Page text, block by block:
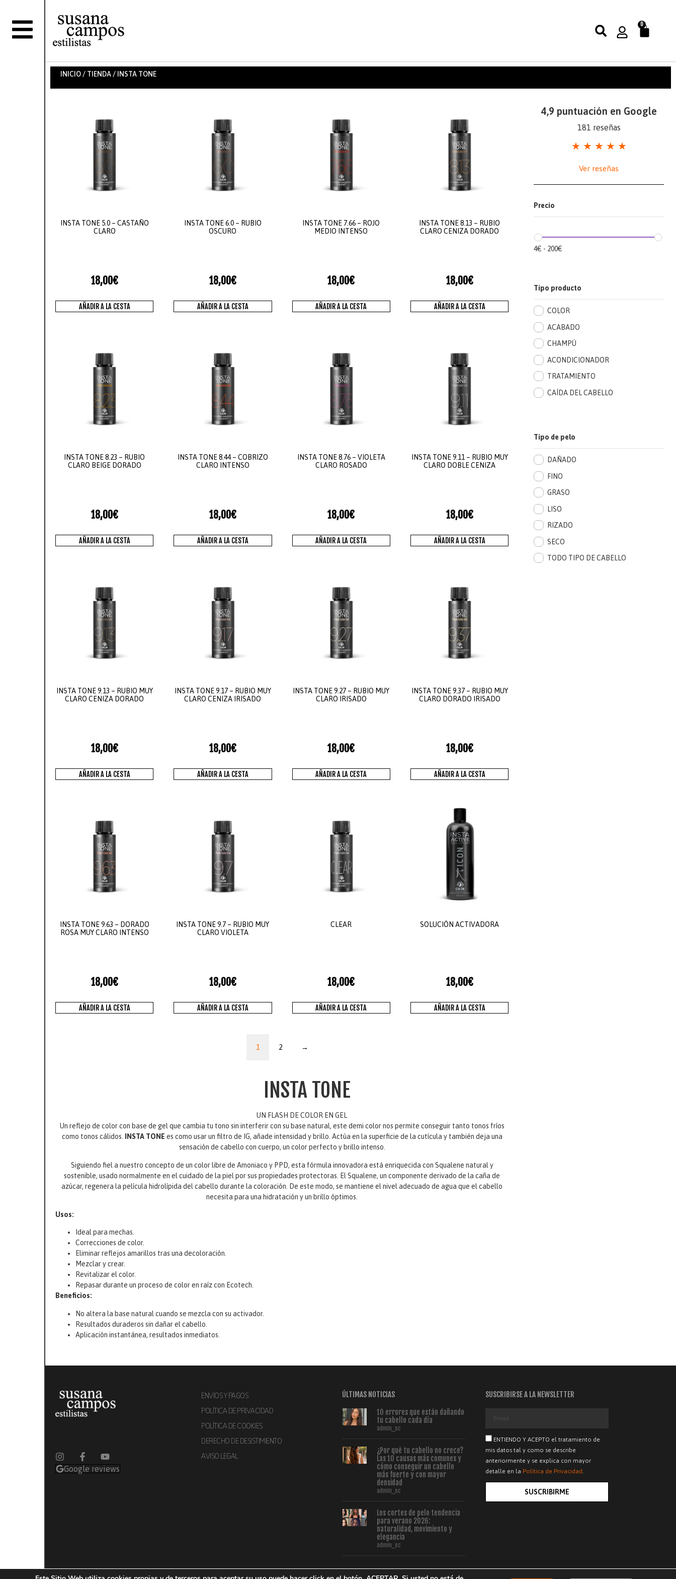
0
INICIO / TIENDA / INSTA TONE
INSTA TONE 5.0 – CASTAÑO
CLARO
18,00€
AÑADIR A LA CESTA
INSTA TONE 6.0 – RUBIO
OSCURO
18,00€
AÑADIR A LA CESTA
INSTA TONE 7.66 – ROJO
MEDIO INTENSO
18,00€
AÑADIR A LA CESTA
INSTA TONE 8.13 – RUBIO
CLARO CENIZA DORADO
18,00€
AÑADIR A LA CESTA
INSTA TONE 8.23 – RUBIO
CLARO BEIGE DORADO
18,00€
AÑADIR A LA CESTA
INSTA TONE 8.44 – COBRIZO
CLARO INTENSO
18,00€
AÑADIR A LA CESTA
INSTA TONE 8.76 – VIOLETA
CLARO ROSADO
18,00€
AÑADIR A LA CESTA
INSTA TONE 9.11 – RUBIO MUY
CLARO DOBLE CENIZA
18,00€
AÑADIR A LA CESTA
INSTA TONE 9.13 – RUBIO MUY
CLARO CENIZA DORADO
18,00€
AÑADIR A LA CESTA
INSTA TONE 9.17 – RUBIO MUY
CLARO CENIZA IRISADO
18,00€
AÑADIR A LA CESTA
INSTA TONE 9.27 – RUBIO MUY
CLARO IRISADO
18,00€
AÑADIR A LA CESTA
INSTA TONE 9.37 – RUBIO MUY
CLARO DORADO IRISADO
18,00€
AÑADIR A LA CESTA
INSTA TONE 9.63 – DORADO
ROSA MUY CLARO INTENSO
18,00€
AÑADIR A LA CESTA
INSTA TONE 9.7 – RUBIO MUY
CLARO VIOLETA
18,00€
AÑADIR A LA CESTA
CLEAR
18,00€
AÑADIR A LA CESTA
SOLUCIÓN ACTIVADORA
18,00€
AÑADIR A LA CESTA
1 2 →
INSTA TONE
UN FLASH DE COLOR EN GEL
Un reflejo de color con base de gel que cambia tu tono sin interferir con su base natural, este demi color nos permite conseguir tanto tonos fríos
como tonos cálidos.
INSTA TONE es como usar un filtro de IG, añade intensidad y brillo. Actúa en la superficie de la cutícula y también deja una
sensación de cabello con cuerpo, un color perfecto y brillo intenso.
Siguiendo fiel a nuestro concepto de un color libre de Amoniaco y PPD, esta fórmula innovadora está enriquecida con Squalene natural y
sostenible, usado normalmente en el cuidado de la piel por sus propiedades protectoras. El Squalene, un componente derivado de la caña de
azúcar, regenera la película hidrolípida del cabello durante la coloración. De este modo, se mantiene el nivel adecuado de agua que el cabello
necesita para una hidratación y un brillo óptimos.
Usos:
Ideal para mechas.
Correcciones de color.
Eliminar reflejos amarillos tras una decoloración.
Mezclar y crear.
Revitalizar el color.
Repasar durante un proceso de color en raíz con Ecotech.
Beneficios:
No altera la base natural cuando se mezcla con su activador.
Resultados duraderos sin dañar el cabello.
Aplicación instantánea, resultados inmediatos.
4,9 puntuación en Google
181 reseñas
★ ★ ★ ★ ★
Ver reseñas
Precio
4€ - 200€
Tipo producto
COLOR
ACABADO
CHAMPÚ
ACONDICIONADOR
TRATAMIENTO
CAÍDA DEL CABELLO
Tipo de pelo
DAÑADO
FINO
GRASO
LISO
RIZADO
SECO
TODO TIPO DE CABELLO
Google reviews
ENVÍOS Y PAGOS
POLÍTICA DE PRIVACIDAD
POLÍTICA DE COOKIES
DERECHO DE DESISTIMIENTO
AVISO LEGAL
ÚLTIMAS NOTICIAS
10 errores que están dañando
tu cabello cada día
admin_sc
¿Por qué tu cabello no crece?
Las 10 causas más comunes y
cómo conseguir un cabello
más fuerte y con mayor
densidad
admin_sc
Los cortes de pelo tendencia
para verano 2026:
naturalidad, movimiento y
elegancia
admin_sc
SUSCRIBIRSE A LA NEWSLETTER
ENTIENDO Y ACEPTO el tratamiento de
mis datos tal y como se describe
anteriormente y se explica con mayor
detalle en la Política de Privacidad.
SUSCRIBIRME